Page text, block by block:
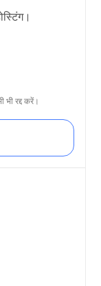
भी रद्द करें।